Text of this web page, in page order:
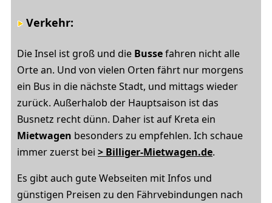
Verkehr:
Die Insel ist groß und die Bussefahren nicht alle
Orte an. Und von vielen Orten fährt nur morgens
ein Bus in die nächste Stadt, und mittags wieder
zurück. Außerhalob der Hauptsaison ist das
Busnetz recht dünn. Daher ist auf Kreta ein
Mietwagen besonders zu empfehlen. Ich schaue
immer zuerst bei > Billiger-Mietwagen.de.
Es gibt auch gute Webseiten mit Infos und
günstigen Preisen zu den Fährvebindungen nach